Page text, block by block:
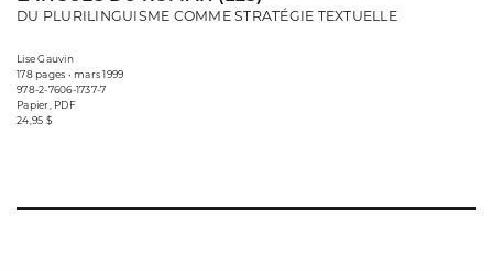
DU PLURILINGUISME COMME STRATÉGIE TEXTUELLE
Lise Gauvin
178 pages • mars 1999
978-2-7606-1737-7
Papier, PDF
24,95 $